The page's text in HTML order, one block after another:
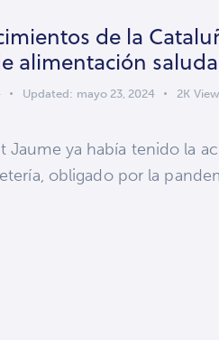
de la
alimentación
Updated: mayo 23, 2024 2K
Jaume ya había tenido la
obligado por la